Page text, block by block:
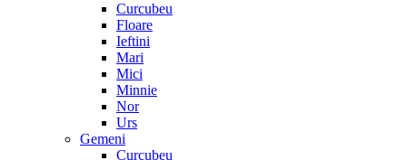
Curcubeu
Floare
Ieftini
Mari
Mici
Minnie
Nor
Urs
Gemeni
Curcubeu